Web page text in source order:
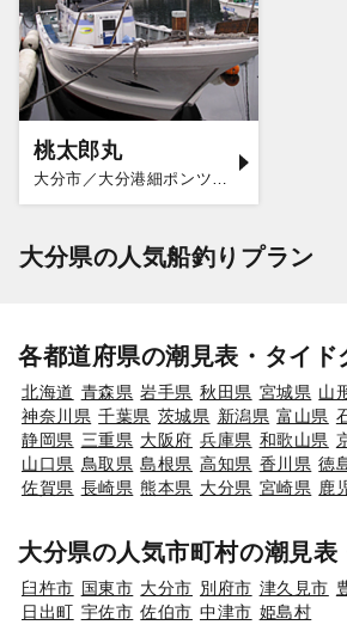
桃太郎丸
大分県の人気船釣りプラン
各都道府県の潮見表・タイド
北海道 青森県 岩手県 秋田県 宮城県 山
神奈川県 千葉県 茨城県 新潟県 富山県
静岡県 三重県 大阪府 兵庫県 和歌山県
山口県 鳥取県 島根県 高知県 香川県 徳
佐賀県 長崎県 熊本県 大分県 宮崎県 鹿
大分県の人気市町村の潮見表
臼杵市 国東市 大分市 別府市 津久見市
日出町 宇佐市 佐伯市 中津市 姫島村